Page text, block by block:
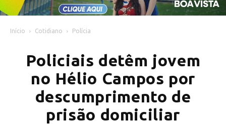
Início Cotidiano Polícia
Policiais detêm jovem
no Hélio Campos por
descumprimento de
prisão domiciliar